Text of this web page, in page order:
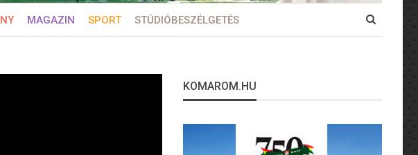
MAGAZIN SPORT STÚDIÓBESZÉLGETÉS
KOMAROM.HU